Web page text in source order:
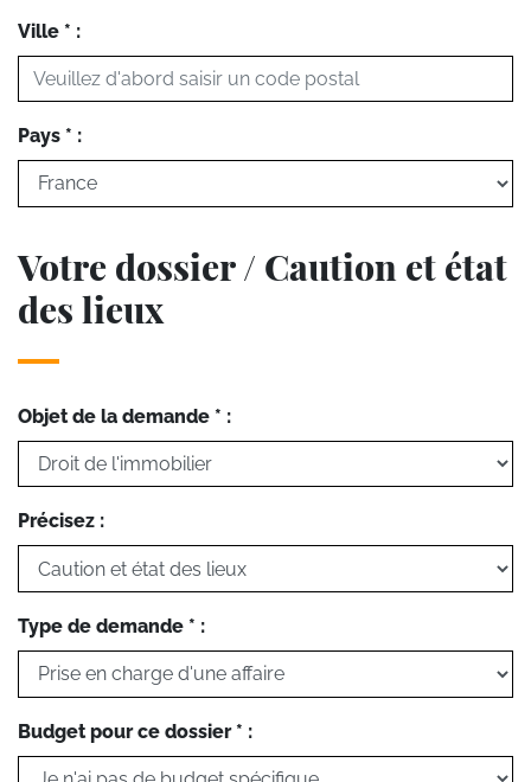
Ville * :
Pays * :
Votre dossier / Caution et état
des lieux
Objet de la demande * :
Précisez :
Type de demande * :
Budget pour ce dossier * :